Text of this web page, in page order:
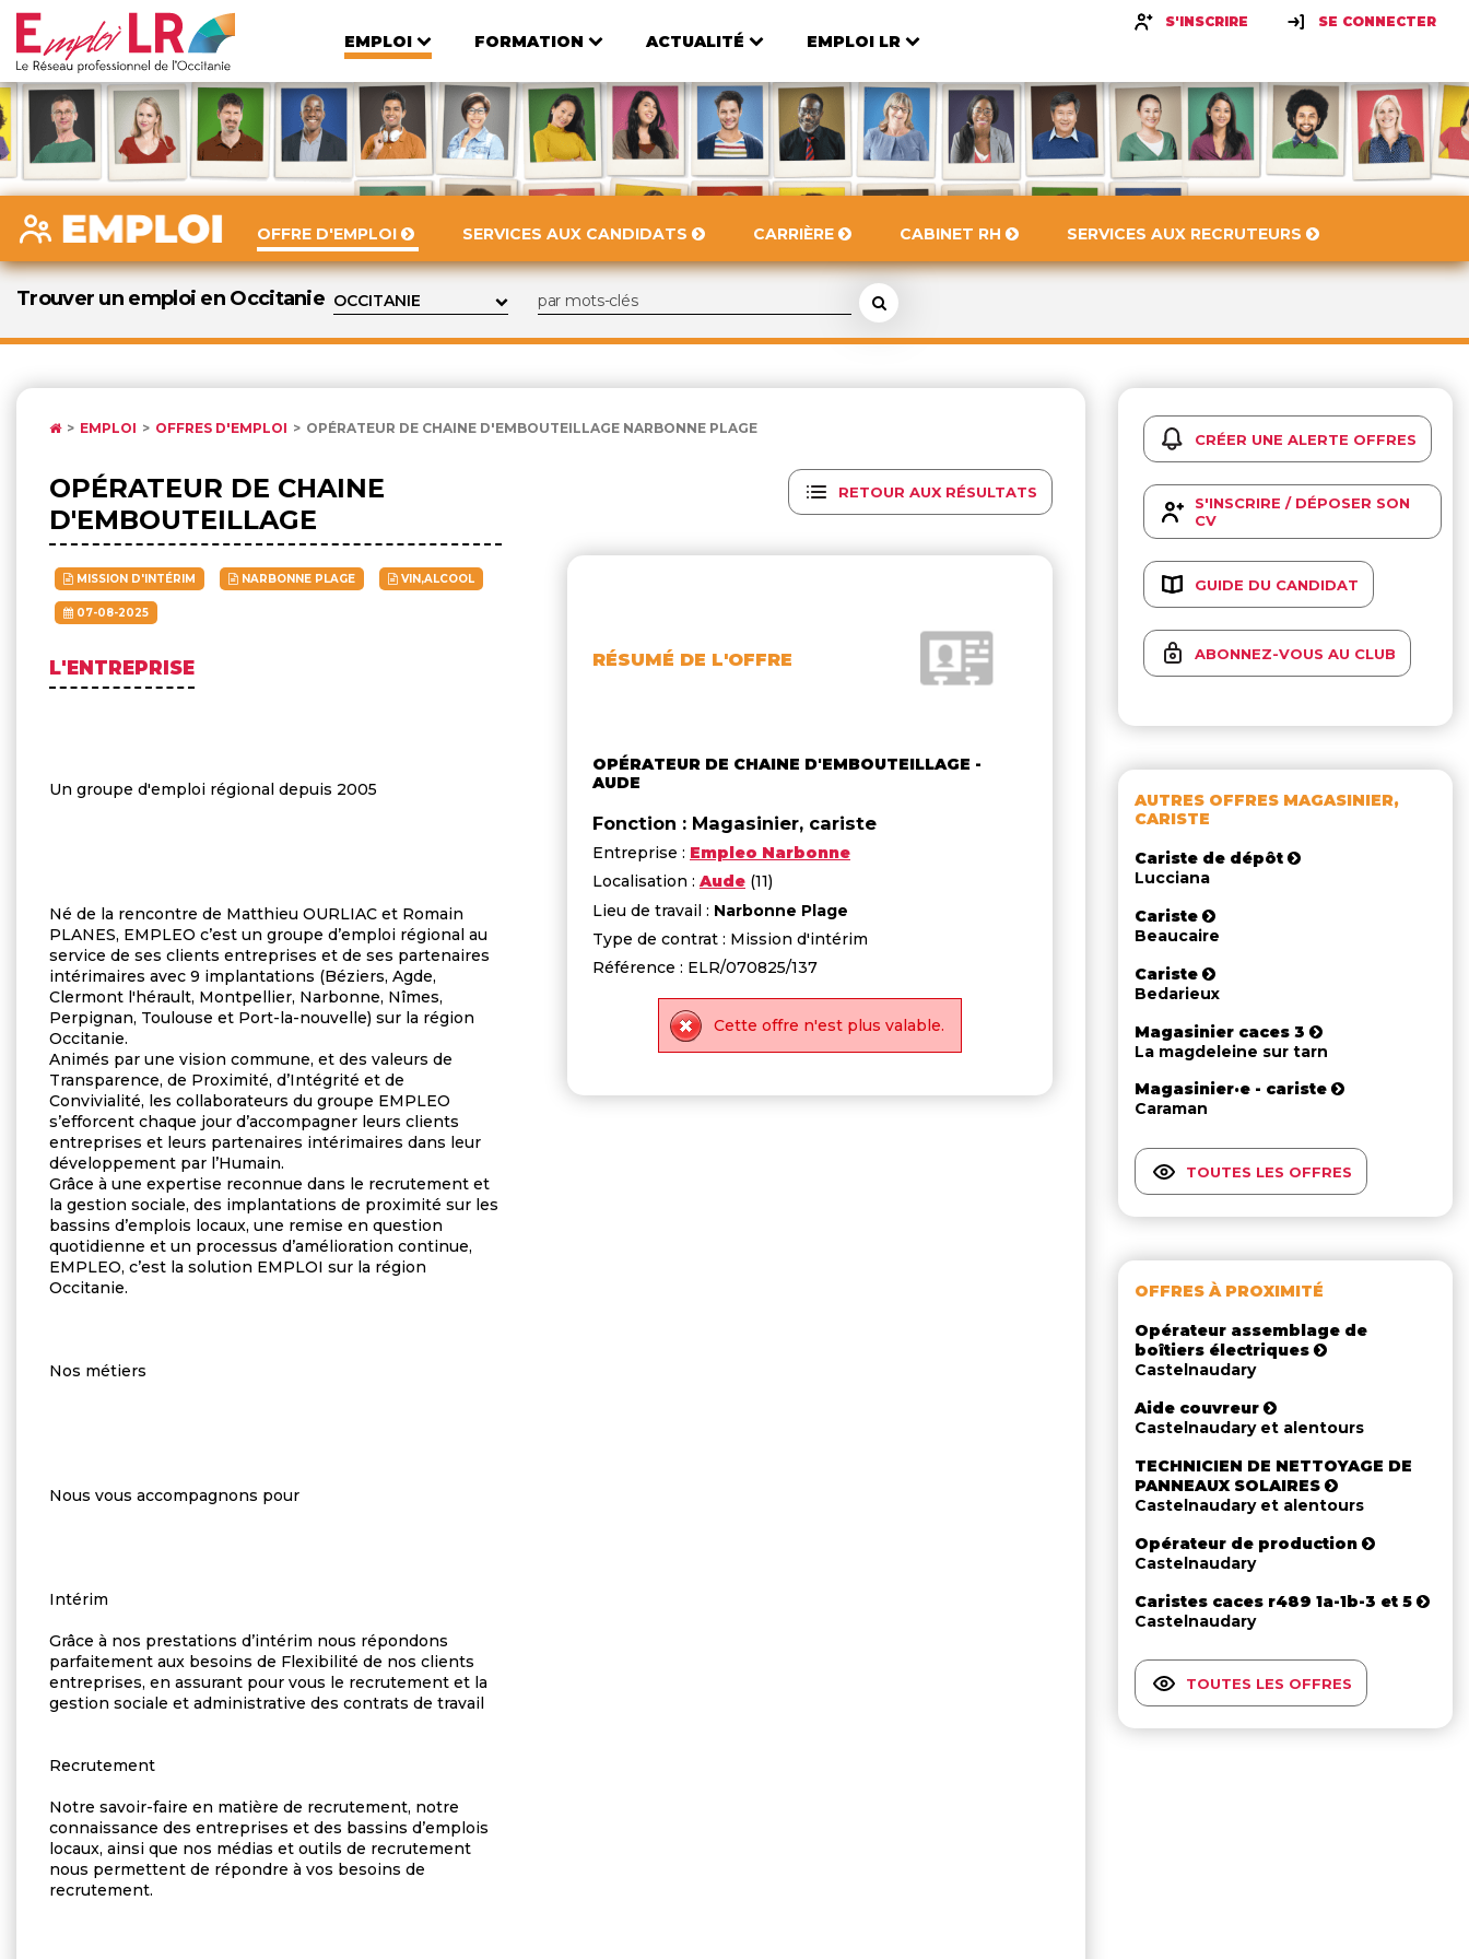
EMPLOI FORMATION ACTUALITÉ EMPLOI LR
S'INSCRIRE SE CONNECTER
OFFRE D'EMPLOI SERVICES AUX CANDIDATS CARRIÈRE CABINET RH SERVICES AUX RECRUTEURS
Trouver un emploi en Occitanie
EMPLOI OFFRES D'EMPLOI OPÉRATEUR DE CHAINE D'EMBOUTEILLAGE NARBONNE PLAGE
RETOUR AUX RÉSULTATS
RÉSUMÉ DE L'OFFRE
OPÉRATEUR DE CHAINE D'EMBOUTEILLAGE -
AUDE
Fonction : Magasinier, cariste
Entreprise : Empleo Narbonne
Localisation : Aude (11)
Lieu de travail : Narbonne Plage
Type de contrat : Mission d'intérim
Référence : ELR/070825/137
Cette offre n'est plus valable.
OPÉRATEUR DE CHAINE
D'EMBOUTEILLAGE
MISSION D'INTÉRIM NARBONNE PLAGE VIN,ALCOOL
07-08-2025
L'ENTREPRISE
Un groupe d'emploi régional depuis 2005
Né de la rencontre de Matthieu OURLIAC et Romain
PLANES, EMPLEO c’est un groupe d’emploi régional au
service de ses clients entreprises et de ses partenaires
intérimaires avec 9 implantations (Béziers, Agde,
Clermont l'hérault, Montpellier, Narbonne, Nîmes,
Perpignan, Toulouse et Port-la-nouvelle) sur la région
Occitanie.
Animés par une vision commune, et des valeurs de
Transparence, de Proximité, d’Intégrité et de
Convivialité, les collaborateurs du groupe EMPLEO
s’efforcent chaque jour d’accompagner leurs clients
entreprises et leurs partenaires intérimaires dans leur
développement par l’Humain.
Grâce à une expertise reconnue dans le recrutement et
la gestion sociale, des implantations de proximité sur les
bassins d’emplois locaux, une remise en question
quotidienne et un processus d’amélioration continue,
EMPLEO, c’est la solution EMPLOI sur la région
Occitanie.
Nos métiers
Nous vous accompagnons pour
Intérim
Grâce à nos prestations d’intérim nous répondons
parfaitement aux besoins de Flexibilité de nos clients
entreprises, en assurant pour vous le recrutement et la
gestion sociale et administrative des contrats de travail
Recrutement
Notre savoir-faire en matière de recrutement, notre
connaissance des entreprises et des bassins d’emplois
locaux, ainsi que nos médias et outils de recrutement
nous permettent de répondre à vos besoins de
recrutement.
CRÉER UNE ALERTE OFFRES
S'INSCRIRE / DÉPOSER SON
CV
GUIDE DU CANDIDAT
ABONNEZ-VOUS AU CLUB
AUTRES OFFRES MAGASINIER,
CARISTE
Cariste de dépôt
Lucciana
Cariste
Beaucaire
Cariste
Bedarieux
Magasinier caces 3
La magdeleine sur tarn
Magasinier·e - cariste
Caraman
TOUTES LES OFFRES
OFFRES À PROXIMITÉ
Opérateur assemblage de
boîtiers électriques
Castelnaudary
Aide couvreur
Castelnaudary et alentours
TECHNICIEN DE NETTOYAGE DE
PANNEAUX SOLAIRES
Castelnaudary et alentours
Opérateur de production
Castelnaudary
Caristes caces r489 1a-1b-3 et 5
Castelnaudary
TOUTES LES OFFRES